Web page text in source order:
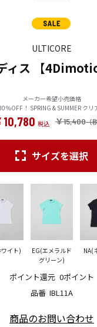
ULTICORE
ィス 【
メーカー希望小売価格
％OFF！ SPRING & SUMMER ク
￥15,400
10,780
品番 IBL11A
ポイント還元 0ポイント
サイズを選択
イト)
EG(エメラルド
グリーン)
NA(
商品のお問い合わせ